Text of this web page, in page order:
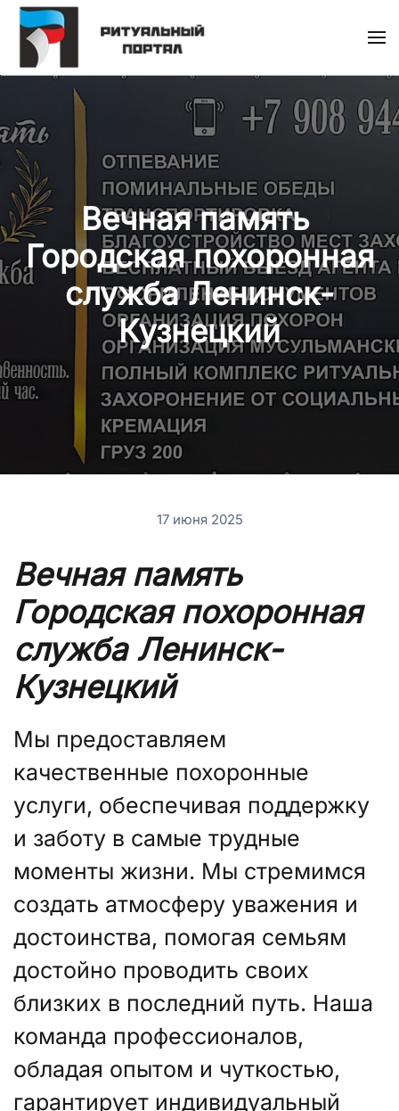
Skip
to
Вечная память ​
Городская похоронная
служба Ленинск-
Кузнецкий
17 июня 2025
Вечная память ​
Городская похоронная
служба Ленинск-
Кузнецкий
Мы предоставляем
качественные похоронные
услуги, обеспечивая поддержку
и заботу в самые трудные
моменты жизни. Мы стремимся
создать атмосферу уважения и
достоинства, помогая семьям
достойно проводить своих
близких в последний путь. Наша
команда профессионалов,
обладая опытом и чуткостью,
гарантирует индивидуальный